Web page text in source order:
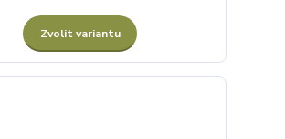
Zvolit variantu